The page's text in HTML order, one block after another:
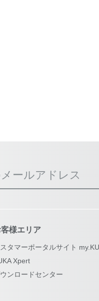
ールアドレス
客様エリア
タマーポータルサイト
Xpert
ンロードセンター